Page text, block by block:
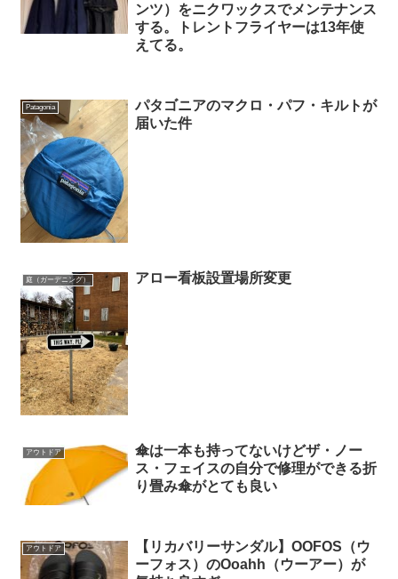
ンツ）をニクワックスでメンテナンス
する。トレントフライヤーは13年使
えてる。
Patagonia
パタゴニアのマクロ・パフ・キルトが
届いた件
庭（ガーデニング） アロー看板設置場所変更
アウトドア
傘は一本も持ってないけどザ・ノー
ス・フェイスの自分で修理ができる折
り畳み傘がとても良い
アウトドア
【リカバリーサンダル】OOFOS（ウ
ーフォス）のOoahh（ウーアー）が